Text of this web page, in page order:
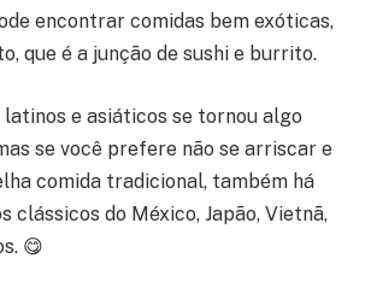
encontrar comidas bem exóticas,
que é a junção de sushi e burrito.
e asiáticos se tornou algo
se você prefere não se arriscar e
comida tradicional, também há
clássicos do México, Japão, Vietnã,
😋